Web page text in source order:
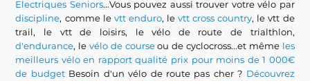
Electriques Seniors...Vous pouvez aussi trouver votre vélo par
discipline, comme le vtt enduro, levtt cross country, le vtt de
trail, le vtt de loisirs, le vélo de route de trialthlon,
d'endurance, levélo de courseou de cyclocross...et même les
meilleurs vélo en rapport qualité prix pour moins de 1 000€
de budgetBesoin d'un vélo de route pas cher ? Découvrez